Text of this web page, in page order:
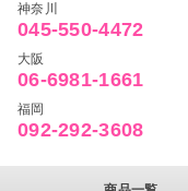
神奈川
045-550-4472
大阪
06-6981-1661
福岡
092-292-3608